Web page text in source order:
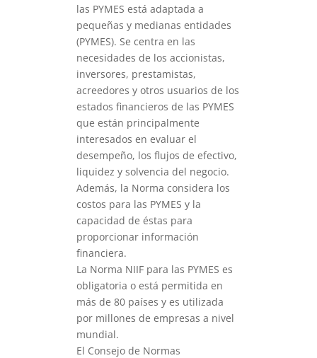
las PYMES está adaptada a
pequeñas y medianas entidades
(PYMES). Se centra en las
necesidades de los accionistas,
inversores, prestamistas,
acreedores y otros usuarios de los
estados financieros de las PYMES
que están principalmente
interesados en evaluar el
desempeño, los flujos de efectivo,
liquidez y solvencia del negocio.
Además, la Norma considera los
costos para las PYMES y la
capacidad de éstas para
proporcionar información
financiera.
La Norma NIIF para las PYMES es
obligatoria o está permitida en
más de 80 países y es utilizada
por millones de empresas a nivel
mundial.
El Consejo de Normas